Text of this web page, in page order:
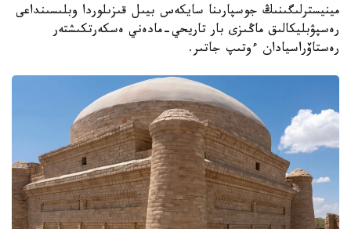
مينيسترلىگىنىڭ جوسپارىنا سايكەس بيىل قىزىلوردا وبلىسىنداعى
رەسپۋبليكالىق ماڭىزى بار تاريحي-مادەني ەسكەرتكىشتەر
رەستاۆراسيادان ءوتىپ جاتىر.